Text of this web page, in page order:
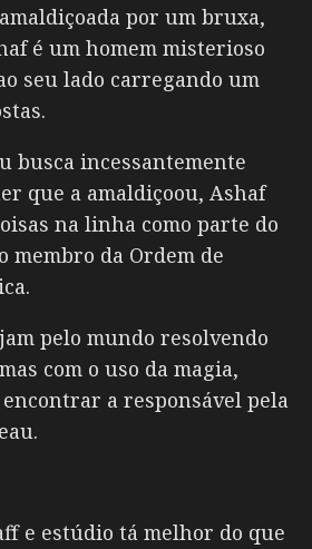
por um bruxa,
é um homem misterioso
seu lado carregando um
busca incessantemente
que a amaldiçoou, Ashaf
na linha como parte do
membro da Ordem de
pelo mundo resolvendo
com o uso da magia,
a responsável pela
.
e estúdio tá melhor do que